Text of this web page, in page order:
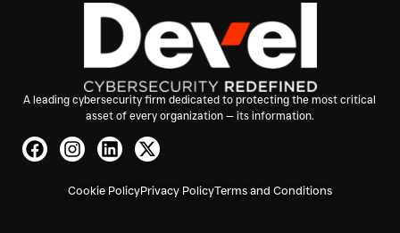
A leading cybersecurity firm dedicated to protecting the most critical
asset of every organization — its information.
Cookie PolicyPrivacy PolicyTerms and Conditions